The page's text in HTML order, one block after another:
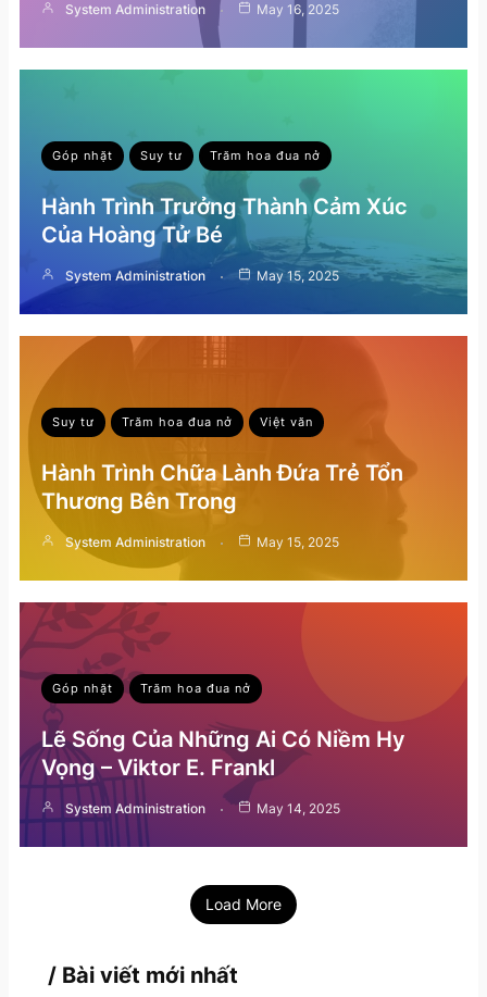
System Administration May 16, 2025
Góp nhặt Suy tư Trăm hoa đua nở
Hành Trình Trưởng Thành Cảm Xúc
Của Hoàng Tử Bé
System Administration May 15, 2025
Suy tư Trăm hoa đua nở Việt văn
Hành Trình Chữa Lành Đứa Trẻ Tổn
Thương Bên Trong
System Administration May 15, 2025
Góp nhặt Trăm hoa đua nở
Lẽ Sống Của Những Ai Có Niềm Hy
Vọng – Viktor E. Frankl
System Administration May 14, 2025
Load More
/ Bài viết mới nhất